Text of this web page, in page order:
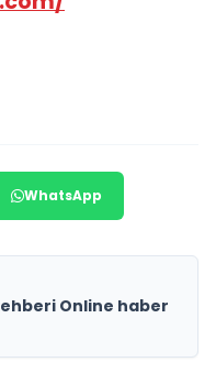
WhatsApp
Online haber